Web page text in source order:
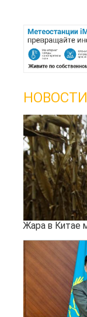
НОВОСТИ
Жара в Китае